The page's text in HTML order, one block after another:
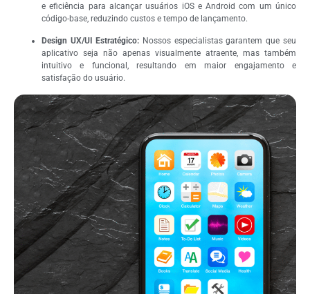
e eficiência para alcançar usuários iOS e Android com um único
código-base, reduzindo custos e tempo de lançamento.
Design UX/UI Estratégico: Nossos especialistas garantem que seu
aplicativo seja não apenas visualmente atraente, mas também
intuitivo e funcional, resultando em maior engajamento e
satisfação do usuário.